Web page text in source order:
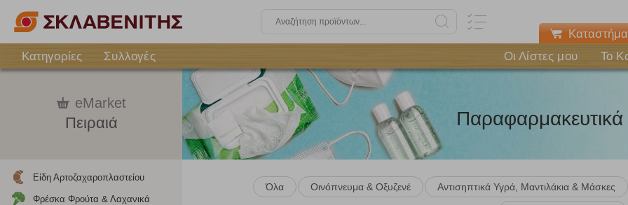
Κατηγορίες
Συλλογές Οι Λίστες μου Το
eMarket
Πειραιά
Είδη Αρτοζαχαροπλαστείου
Φρέσκα Φρούτα & Λαχανικά
Παραφαρμακευτικά
Όλα Οινόπνευμα & Οξυζενέ Αντισηπτικά Υγρά, Μαντιλάκια & Μάσκες